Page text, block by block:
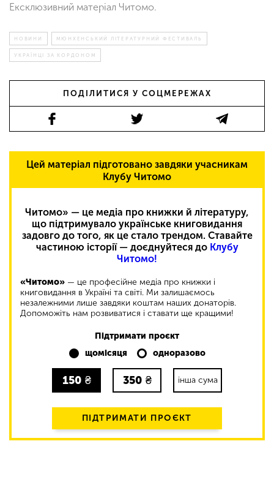
Ексклюзивний матеріал Читомо.
НОВИНИ МЮНХЕНСЬКИЙ ЛІТЕРАТУРНИЙ ФЕСТИВАЛЬ
УКРАЇНЦІ ЗА КОРДОНОМ
ПОДІЛИТИСЯ У СОЦМЕРЕЖАХ
Цей матеріал підготовано завдяки учасникам
Клубу Читомо
Читомо» — це медіа про книжки й літературу,
що підтримувало українське книговидання
задовго до того, як це стало трендом. Ставайте
частиною історії — доєднуйтеся до Клубу
Читомо!
«Читомо» — це професійне медіа про книжки і
книговидання в Україні та світі. Ми залишаємось
незалежними лише завдяки коштам наших донаторів.
Допоможіть нам розвиватися і ставати ще кращими!
Підтримати проєкт
щомісяця
одноразово
150 ₴ 350 ₴ інша сума
ПІДТРИМАТИ ПРОЄКТ